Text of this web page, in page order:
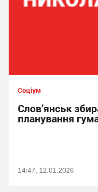
Соціум
Слов’янськ
планування
14:47, 12.01.2026